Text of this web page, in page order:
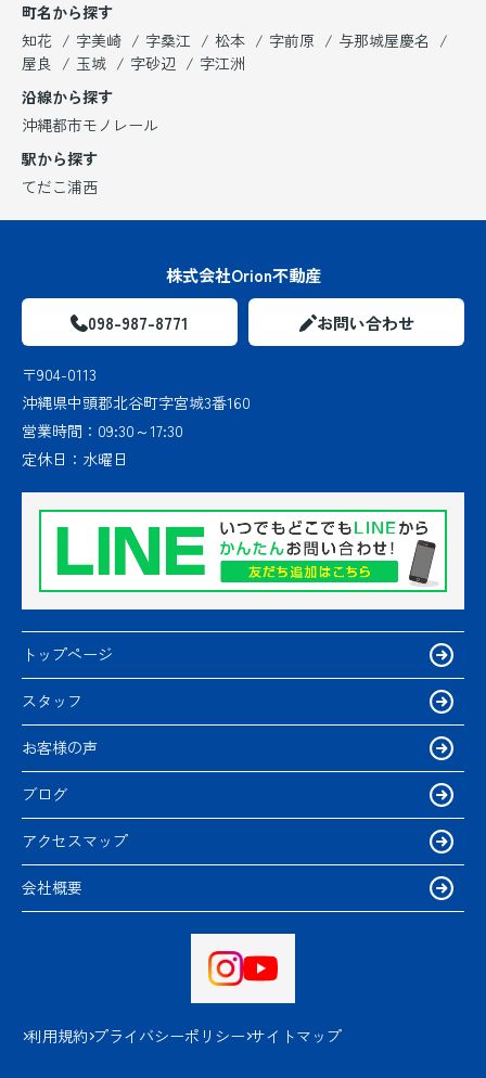
町名から探す
知花
字美崎 字桑江 松本 字前原
与那城屋慶名
屋良
玉城 字砂辺
字江洲
沿線から探す
沖縄都市モノレール
駅から探す
てだこ浦西
株式会社Orion不動産
098-987-8771 お問い合わせ
〒904-0113
沖縄県中頭郡北谷町字宮城3番160
営業時間： 09:30～17:30
定休日： 水曜日
トップページ
スタッフ
お客様の声
ブログ
アクセスマップ
会社概要
利用規約 プライバシーポリシー サイトマップ